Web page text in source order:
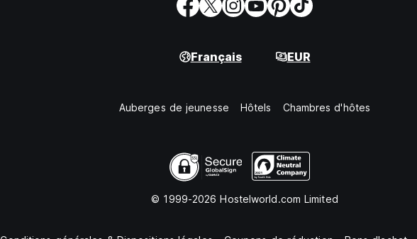
Français EUR
Auberges de jeunesse Hôtels Chambres d'hôtes
© 1999-2026 Hostelworld.com Limited